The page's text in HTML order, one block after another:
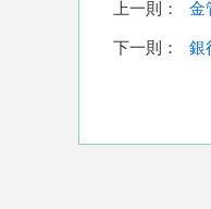
上一則： 金
下一則： 銀